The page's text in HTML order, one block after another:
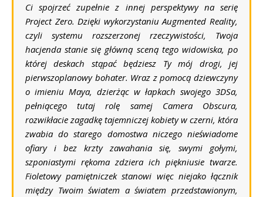
Ci spojrzeć zupełnie z innej perspektywy na serię
Project Zero. Dzięki wykorzystaniuAugmented Reality,
czyli systemu rozszerzonej rzeczywistości, Twoja
hacjenda stanie się główną sceną tego widowiska, po
której deskach stąpać będziesz Ty mój drogi, jej
pierwszoplanowy bohater. Wraz z pomocą dziewczyny
o imieniu Maya, dzierżąc w łapkach swojego 3DSa,
pełniącego tutaj rolę samej Camera Obscura,
rozwikłacie zagadkę tajemniczej kobiety w czerni, która
zwabia do starego domostwa niczego nieświadome
ofiary i bez krzty zawahania się, swymi gołymi,
szponiastymi rękoma zdziera ich piękniusie twarze.
Fioletowy pamiętniczek stanowi więc niejako łącznik
między Twoim światem a światem przedstawionym,